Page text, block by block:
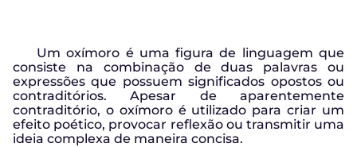
Um oxímoro é uma figura de linguagem que
consiste na combinação de duas palavras ou
expressões que possuem significados opostos ou
contraditórios. Apesar de aparentemente
contraditório, o oxímoro é utilizado para criar um
efeito poético, provocar reflexão ou transmitir uma
ideia complexa de maneira concisa.